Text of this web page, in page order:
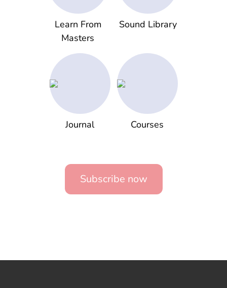
Learn From
Masters
Sound Library
Journal Courses
Subscribe now